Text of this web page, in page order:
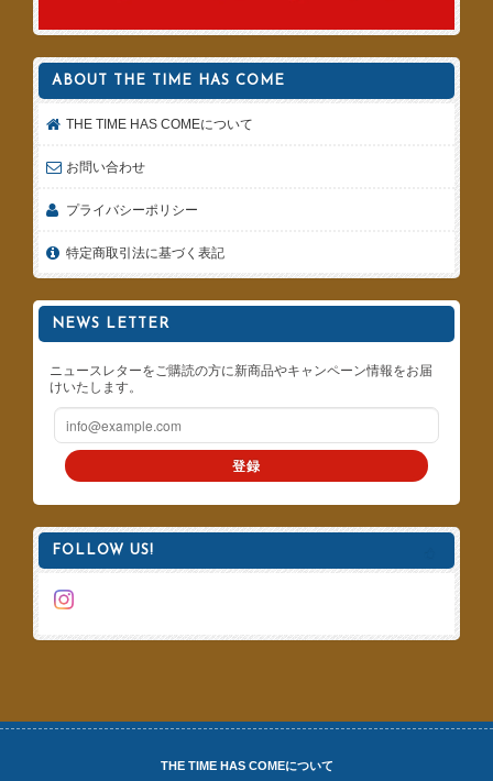
ABOUT THE TIME HAS COME
THE TIME HAS COMEについて
お問い合わせ
プライバシーポリシー
特定商取引法に基づく表記
NEWS LETTER
ニュースレターをご購読の方に新商品やキャンペーン情報をお届
けいたします。
登録
FOLLOW US!
THE TIME HAS COMEについて